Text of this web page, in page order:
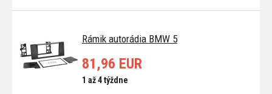
Rámik autorádia BMW 5
81,96 EUR
1 až 4 týždne